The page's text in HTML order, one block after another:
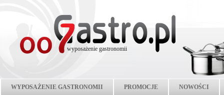
wyposażenie gastronomii
WYPOSAŻENIE GASTRONOMII PROMOCJE NOWOŚCI